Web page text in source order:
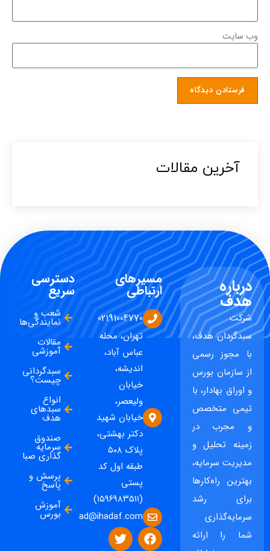
وب‌ سایت
آخرین مقالات​
درباره
هدف
شرکت
سبدگردان هدف،
با مجوز رسمی
از سازمان بورس
و اوراق بهادار، با
تیمی متخصص
و مجرب در
زمینه تحلیل و
مدیریت سرمایه،
بهترین راه‌کارها
برای رشد
سرمایه‌گذاری
شما را ارائه
مسیرهای
ارتباطی
02191004770
تهران، محله
عباس آباد،
اندیشه،
خیابان
ولیعصر،
خیابان شهید
دکتر بهشتی،
پلاک ۵۰۸
طبقه اول کد
پستی
(۱۵۹۶۹۸۳۵۱۱)
ad@ihadaf.com
دسترسی
سریع
شعب و
نمایندگی‌ها
مقالات
آموزشی
سبدگردانی
چیست؟
انواع
سبدهای
هدف
صندوق
سرمایه
گذاری صبا
پرسش و
پاسخ
آموزش
بورس